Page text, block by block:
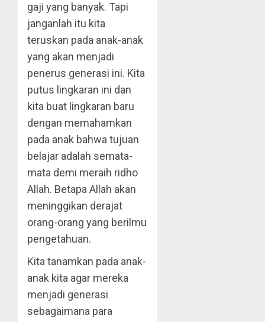
gaji yang banyak. Tapi
janganlah itu kita
teruskan pada anak-anak
yang akan menjadi
penerus generasi ini. Kita
putus lingkaran ini dan
kita buat lingkaran baru
dengan memahamkan
pada anak bahwa tujuan
belajar adalah semata-
mata demi meraih ridho
Allah. Betapa Allah akan
meninggikan derajat
orang-orang yang berilmu
pengetahuan.
Kita tanamkan pada anak-
anak kita agar mereka
menjadi generasi
sebagaimana para